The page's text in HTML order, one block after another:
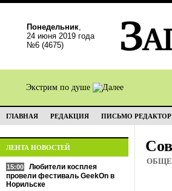
Понедельник,
24 июня 2019 года
№6 (4675)
Экстрим по душе
ГЛАВНАЯ РЕДАКЦИЯ ПИСЬМО
ЛЕНТА НОВОСТЕЙ
15:00
Любители косплея
провели фестиваль GeekOn в
Норильске